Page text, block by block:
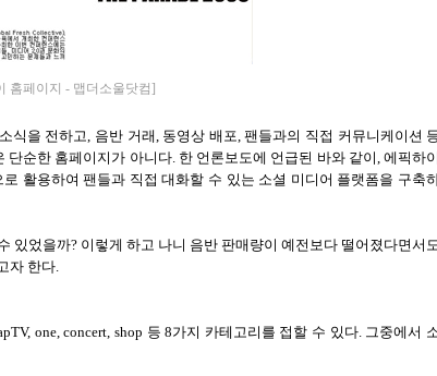
홈페이지 - 맵더소울닷컴]
식을 전하고, 음반 거래, 동영상 배포,팬들과의 직접 커뮤니케이션
단순한 홈페이지가 아니다. 한 언론보도에 언급된 바와 같이,에픽하이
활용하여 팬들과 직접 대화할 수 있는 소셜 미디어 플랫폼을 구축
있었을까? 이렇게 하고 나니 음반 판매량이 예전보다 떨어졌다면서
자 한다.
one, concert, shop 등 8가지 카테고리를 접할 수 있다. 그중에서